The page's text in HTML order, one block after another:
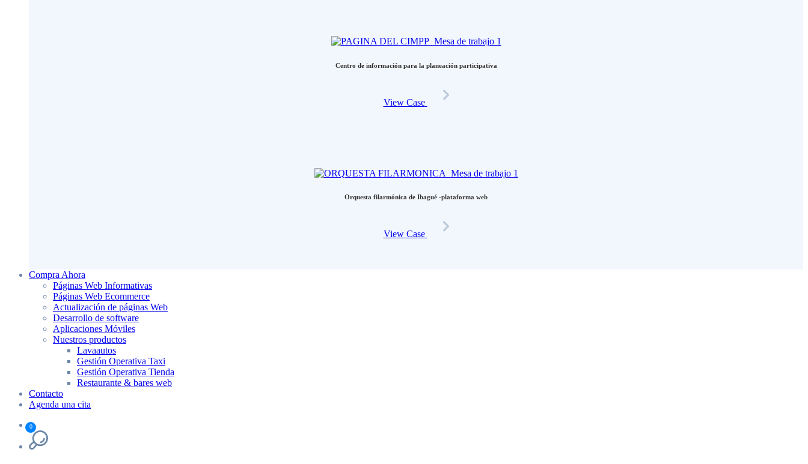
Centro de información para la planeación participativa
View Case
Orquesta filarmónica de Ibagué -plataforma web
View Case
Compra Ahora
Páginas Web Informativas
Páginas Web Ecommerce
Actualización de páginas Web
Desarrollo de software
Aplicaciones Móviles
Nuestros productos
Lavaautos
Gestión Operativa Taxi
Gestión Operativa Tienda
Restaurante & bares web
Contacto
Agenda una cita
0